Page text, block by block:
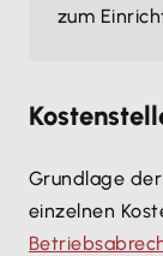
zum
Grundlage
einzelnen